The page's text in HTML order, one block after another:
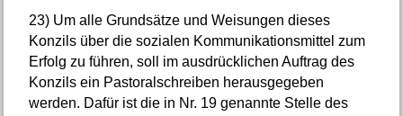
23)Um alle Grundsätze und Weisungen dieses
Konzils über die sozialen Kommunikationsmittel zum
Erfolg zu führen, soll im ausdrücklichen Auftrag des
Konzils ein Pastoralschreiben herausgegeben
werden. Dafür ist die in Nr. 19 genannte Stelle des